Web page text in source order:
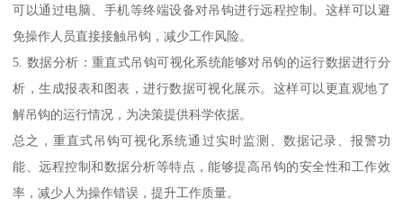
可以通过电脑、手机等终端设备对吊钩进行远程控制。这样可以避
免操作人员直接接触吊钩，减少工作风险。
5. 数据分析：重直式吊钩可视化系统能够对吊钩的运行数据进行分
析，生成报表和图表，进行数据可视化展示。这样可以更直观地了
解吊钩的运行情况，为决策提供科学依据。
总之，重直式吊钩可视化系统通过实时监测、数据记录、报警功
能、远程控制和数据分析等特点，能够提高吊钩的安全性和工作效
率，减少人为操作错误，提升工作质量。